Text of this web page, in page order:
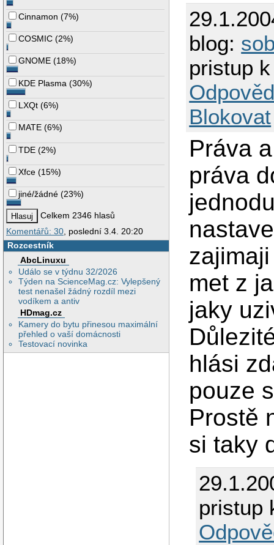
Cinnamon (7%)
COSMIC (2%)
GNOME (18%)
KDE Plasma (30%)
LXQt (6%)
MATE (6%)
TDE (2%)
Xfce (15%)
jiné/žádné (23%)
Celkem 2346 hlasů
Komentářů: 30 , poslední 3.4. 20:20
Rozcestník
AbcLinuxu
Událo se v týdnu 32/2026
Týden na ScienceMag.cz: Vylepšený
test nenašel žádný rozdíl mezi
vodíkem a antiv
HDmag.cz
Kamery do bytu přinesou maximální
přehled o vaší domácnosti
Testovací novinka
blog:
pristup
Blokovat
Práva
práva
met z
jaky
hlási
pouze
Prostě
si taky
pristup